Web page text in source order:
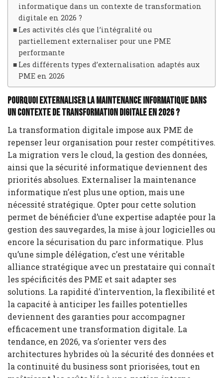
informatique dans un contexte de transformation
digitale en 2026 ?
Les activités clés que l’intégralité ou
partiellement externaliser pour une PME
performante
Les différents types d’externalisation adaptés aux
PME en 2026
Pourquoi externaliser la maintenance informatique dans
un contexte de transformation digitale en 2026 ?
La transformation digitale impose aux PME de
repenser leur organisation pour rester compétitives.
La migration vers le cloud, la gestion des données,
ainsi que la sécurité informatique deviennent des
priorités absolues. Externaliser la maintenance
informatique n’est plus une option, mais une
nécessité stratégique. Opter pour cette solution
permet de bénéficier d’une expertise adaptée pour la
gestion des sauvegardes, la mise à jour logicielles ou
encore la sécurisation du parc informatique. Plus
qu’une simple délégation, c’est une véritable
alliance stratégique avec un prestataire qui connaît
les spécificités des PME et sait adapter ses
solutions. La rapidité d’intervention, la flexibilité et
la capacité à anticiper les failles potentielles
deviennent des garanties pour accompagner
efficacement une transformation digitale. La
tendance, en 2026, va s’orienter vers des
architectures hybrides où la sécurité des données et
la continuité du business sont priorisées, tout en